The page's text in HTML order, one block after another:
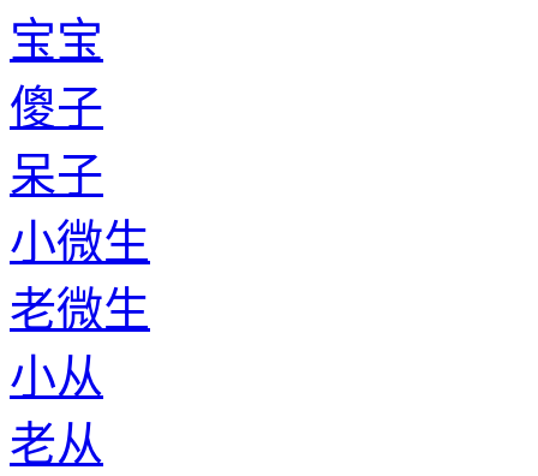
宝宝
傻子
呆子
小微生
老微生
小从
老从